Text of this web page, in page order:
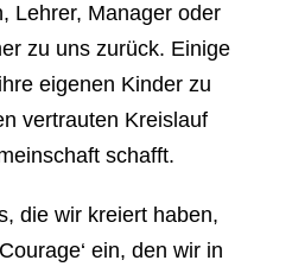
Lehrer, Manager oder
zu uns zurück. Einige
eigenen Kinder zu
vertrauten Kreislauf
schafft.
die wir kreiert haben,
ein, den wir in